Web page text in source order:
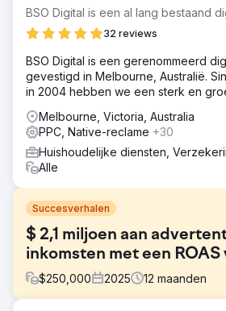
BSO Digital is een al lang bestaand
32 reviews
BSO Digital is een gerenommeerd
gevestigd in Melbourne, Australië.
in 2004 hebben we een sterk en
Melbourne, Victoria, Australia
PPC, Native-reclame +30
Huishoudelijke diensten,
Alle
Succesverhalen
$ 2,1 miljoen aan
inkomsten met een ROAS
$250,000 2025 12 maanden